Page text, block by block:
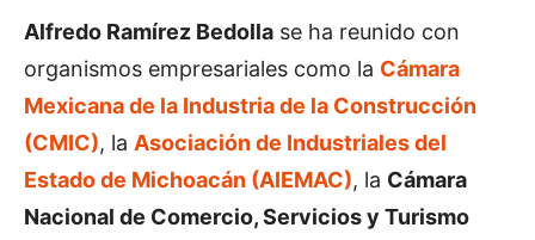
Alfredo Ramírez Bedolla se ha reunido con
organismos empresariales como la Cámara
Mexicana de la Industria de la Construcción
(CMIC), la Asociación de Industriales del
Estado de Michoacán (AIEMAC), la Cámara
Nacional de Comercio, Servicios y Turismo